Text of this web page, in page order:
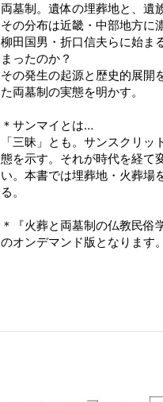
両墓制。遺体の埋葬地と、遺
その分布は近畿・中部地方に
柳田国男・折口信夫らに始ま
まったのか？
その発生の起源と歴史的展開
た両墓制の実態を明かす。
＊サンマイとは…
「三昧」とも。サンスクリ
態を示す。それが時代を経て
い。本書では埋葬地・火葬場
る。
＊『火葬と両墓制の仏教民
のオンデマンド版となります。